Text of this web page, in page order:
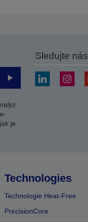
Odeslat
je
Sledujte nás
Technologies
Technologie Heat-Free
PrecisionCore